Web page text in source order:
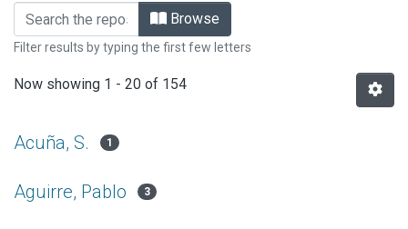
Browsing CIVETAN by Author
Browse
Filter results by typing the first few letters
Now showing 1 - 20 of 154
Acuña, S. 1
Aguirre, Pablo 3